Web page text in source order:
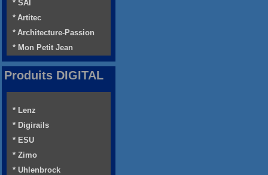
* SAI
* Artitec
* Architecture-Passion
* Mon Petit Jean
Produits DIGITAL
* Lenz
* Digirails
* ESU
* Zimo
* Uhlenbrock